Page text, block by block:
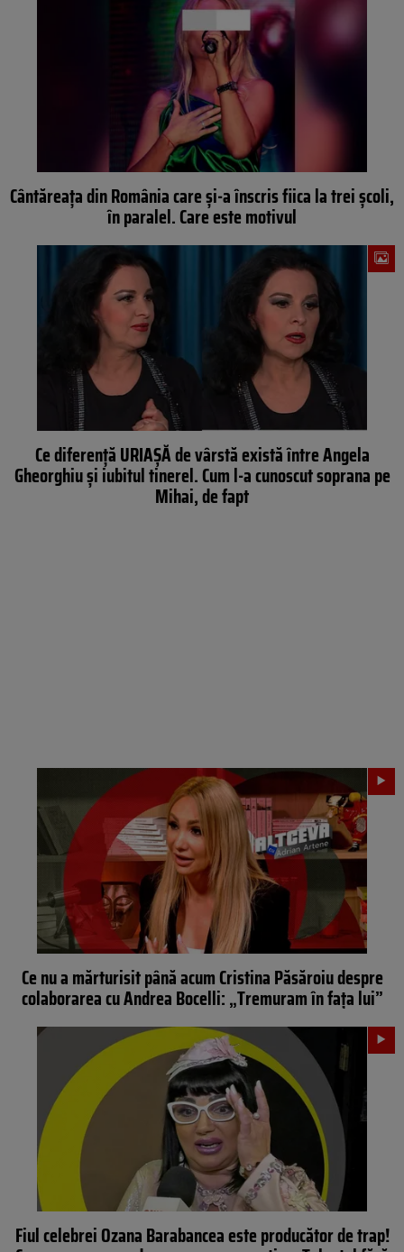
Cântăreața din România care și-a înscris fiica la trei școli,
în paralel. Care este motivul
Ce diferență URIAȘĂ de vârstă există între Angela
Gheorghiu și iubitul tinerel. Cum l-a cunoscut soprana pe
Mihai, de fapt
Ce nu a mărturisit până acum Cristina Păsăroiu despre
colaborarea cu Andrea Bocelli: „Tremuram în fața lui”
Fiul celebrei Ozana Barabancea este producător de trap!